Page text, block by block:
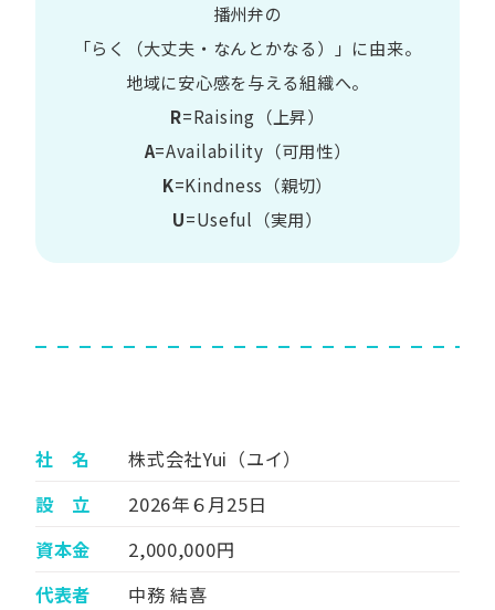
播州弁の
​「らく​（大丈夫・なんとかなる）」に​由来。
地域に​安心感を​与える​組織へ。
R=Raising（上昇）
A=Availability​（可用性）
K=Kindness​（親切）
U=Useful​（実用）​
社 名
株式会社Yui（ユイ）
設 立
2026年６月25日
資本金
2,000,000円
代表者
中務 結喜